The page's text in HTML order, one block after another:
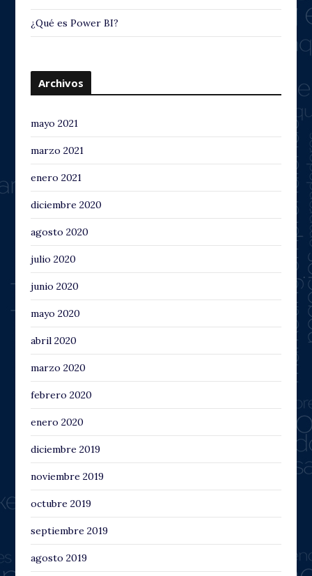
¿Qué es Power BI?
Archivos
mayo 2021
marzo 2021
enero 2021
diciembre 2020
agosto 2020
julio 2020
junio 2020
mayo 2020
abril 2020
marzo 2020
febrero 2020
enero 2020
diciembre 2019
noviembre 2019
octubre 2019
septiembre 2019
agosto 2019